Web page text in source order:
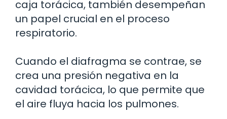
caja torácica, también desempeñan
un papel crucial en el proceso
respiratorio.
Cuando el diafragma se contrae, se
crea una presión negativa en la
cavidad torácica, lo que permite que
el aire fluya hacia los pulmones.